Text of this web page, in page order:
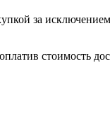
за
стоимость